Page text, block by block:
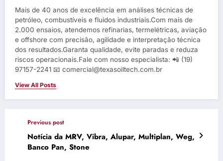
Mais de 40 anos de excelência em análises técnicas de
petróleo, combustíveis e fluidos industriais.Com mais de
2.000 ensaios, atendemos refinarias, termelétricas, aviação
e offshore com precisão, agilidade e interpretação técnica
dos resultados.Garanta qualidade, evite paradas e reduza
riscos operacionais.Fale com nosso especialista: 📲 (19)
97157-2241 📧 comercial@texasoiltech.com.br
View All Posts
Previous post
Notícia da MRV, Vibra, Alupar, Multiplan, Weg,
Banco Pan, Stone